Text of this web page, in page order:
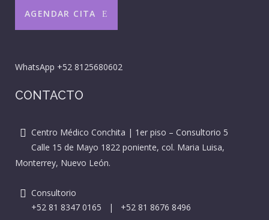
AGENDAR CITA
WhatsApp +52 8125680602
CONTACTO
Centro Médico Conchita | 1er piso – Consultorio 5
Calle 15 de Mayo 1822 poniente, col. Maria Luisa,
Monterrey, Nuevo León.
Consultorio
+52 81 8347 0165 | +52 81 8676 8496